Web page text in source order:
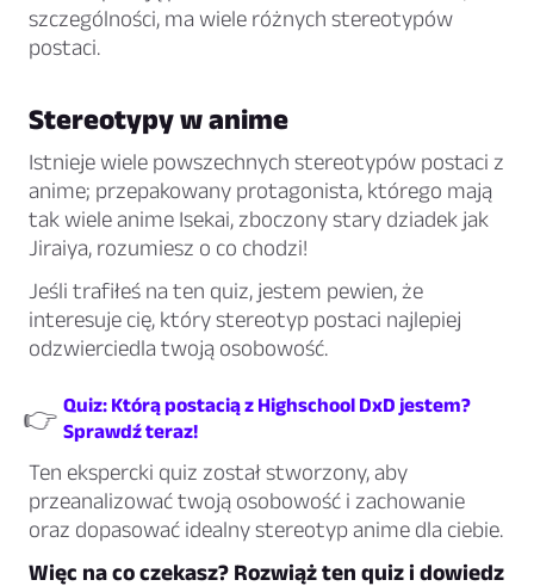
szczególności, ma wiele różnych stereotypów
postaci.
Stereotypy w anime
Istnieje wiele powszechnych stereotypów postaci z
anime; przepakowany protagonista, którego mają
tak wiele anime Isekai, zboczony stary dziadek jak
Jiraiya, rozumiesz o co chodzi!
Jeśli trafiłeś na ten quiz, jestem pewien, że
interesuje cię, który stereotyp postaci najlepiej
odzwierciedla twoją osobowość.
👉 Quiz: Którą postacią z Highschool DxD jestem?
Sprawdź teraz!
Ten ekspercki quiz został stworzony, aby
przeanalizować twoją osobowość i zachowanie
oraz dopasować idealny stereotyp anime dla ciebie.
Więc na co czekasz? Rozwiąż ten quiz i dowiedz